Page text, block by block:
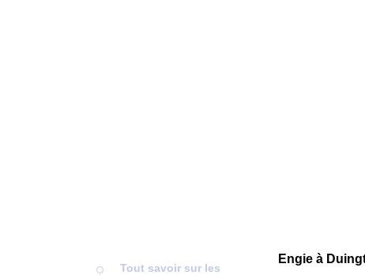
Tout savoir sur les
Engie à